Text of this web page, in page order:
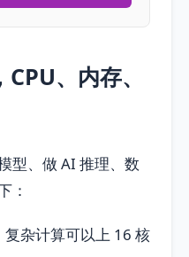
、内存、
型、做 AI 推理、数
：
复杂计算可以上 16 核